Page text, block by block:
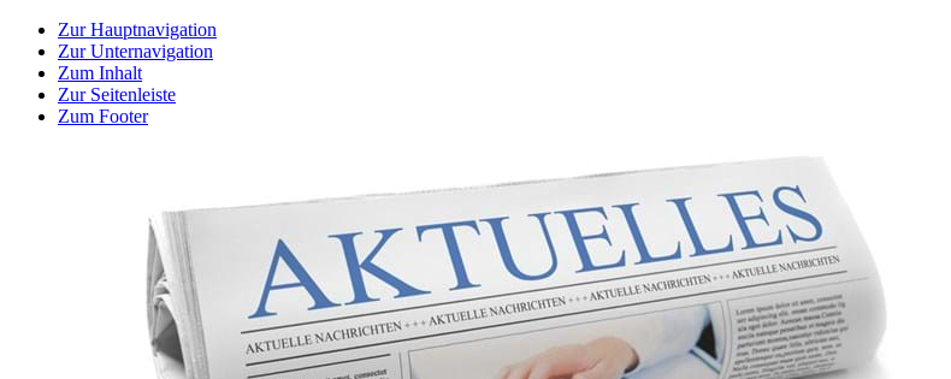
Zur Hauptnavigation
Zur Unternavigation
Zum Inhalt
Zur Seitenleiste
Zum Footer